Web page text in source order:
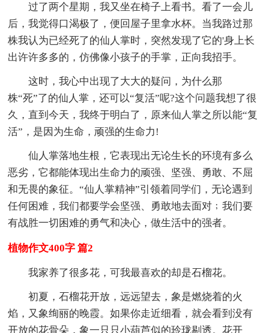
过了两个星期，我又坐在椅子上看书。看了一会儿
后，我觉得口渴极了，便回屋子里拿水杯。当我路过那
株我认为已经死了的仙人掌时，突然发现了它的'身上长
出许许多多的，仿佛像小孩子的手掌，正向我招手。
这时，我心中出现了大大的疑问，为什么那
株“死”了的仙人掌，还可以“复活”呢?这个问题我想了很
久，直到今天，我终于明白了，原来仙人掌之所以能“复
活”，是因为生命，顽强的生命力!
仙人掌落地生根，它表现出无论生长的环境有多么
恶劣，它都能体现出生命力的顽强、坚强、勇敢、不屈
和无畏的象征。“仙人掌精神”引领着同学们，无论遇到
任何困难，我们都要学会坚强、勇敢地去面对﹔我们要
有战胜一切困难的勇气和决心，做生活中的强者。
植物作文400字 篇2
我家养了很多花，可我最喜欢的却是石榴花。
初夏，石榴花开放，远远望去，象是燃烧着的火
焰，又象绚丽的晚霞。如果你走近细看，就会看到没有
开放的花骨朵，象一只只小葫芦似的玲珑剔透。花开